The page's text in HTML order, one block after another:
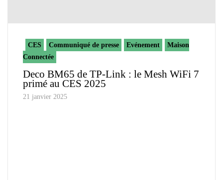
CES Communiqué de presse Evénement
Maison
Connectée
Deco BM65 de TP-Link : le Mesh WiFi 7
primé au CES 2025
21 janvier 2025